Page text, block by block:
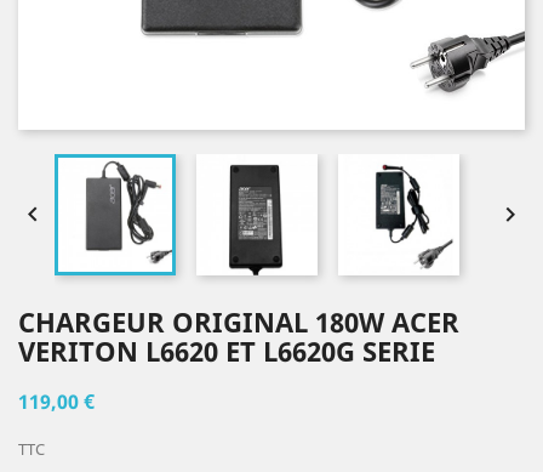
 
CHARGEUR ORIGINAL 180W ACER
VERITON L6620 ET L6620G SERIE
119,00 €
TTC